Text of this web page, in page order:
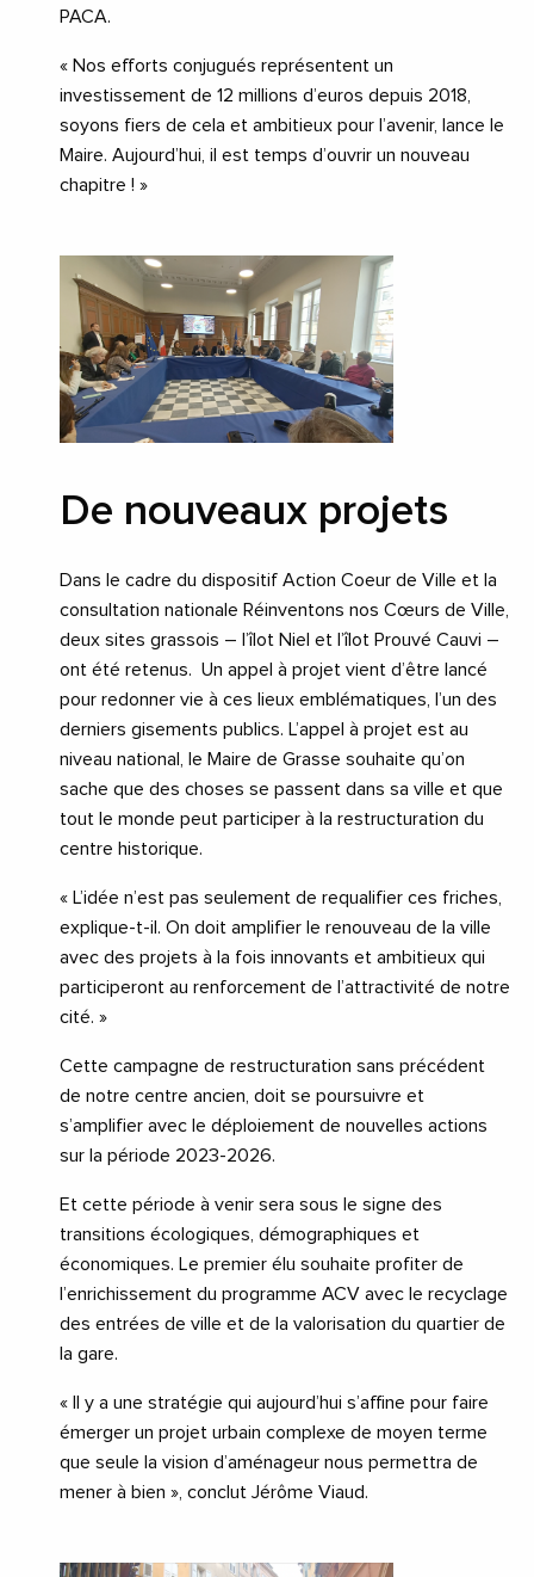
PACA.
« Nos efforts conjugués représentent un
investissement de 12 millions d’euros depuis 2018,
soyons fiers de cela et ambitieux pour l’avenir, lance le
Maire. Aujourd’hui, il est temps d’ouvrir un nouveau
chapitre ! »
De nouveaux projets
Dans le cadre du dispositif Action Coeur de Ville et la
consultation nationale Réinventons nos Cœurs de Ville,
deux sites grassois – l’îlot Niel et l’îlot Prouvé Cauvi –
ont été retenus. Un appel à projet vient d’être lancé
pour redonner vie à ces lieux emblématiques, l’un des
derniers gisements publics. L’appel à projet est au
niveau national, le Maire de Grasse souhaite qu’on
sache que des choses se passent dans sa ville et que
tout le monde peut participer à la restructuration du
centre historique.
« L’idée n’est pas seulement de requalifier ces friches,
explique-t-il. On doit amplifier le renouveau de la ville
avec des projets à la fois innovants et ambitieux qui
participeront au renforcement de l’attractivité de notre
cité. »
Cette campagne de restructuration sans précédent
de notre centre ancien, doit se poursuivre et
s’amplifier avec le déploiement de nouvelles actions
sur la période 2023-2026.
Et cette période à venir sera sous le signe des
transitions écologiques, démographiques et
économiques. Le premier élu souhaite profiter de
l’enrichissement du programme ACV avec le recyclage
des entrées de ville et de la valorisation du quartier de
la gare.
« Il y a une stratégie qui aujourd’hui s’affine pour faire
émerger un projet urbain complexe de moyen terme
que seule la vision d’aménageur nous permettra de
mener à bien », conclut Jérôme Viaud.